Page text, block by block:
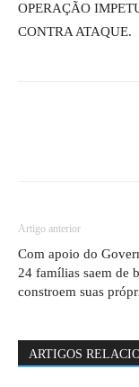
OPERAÇÃO
CONTRA ATAQUE.
Artigo anterior
Com apoio do
24 famílias saem de
constroem suas
ARTIGOS